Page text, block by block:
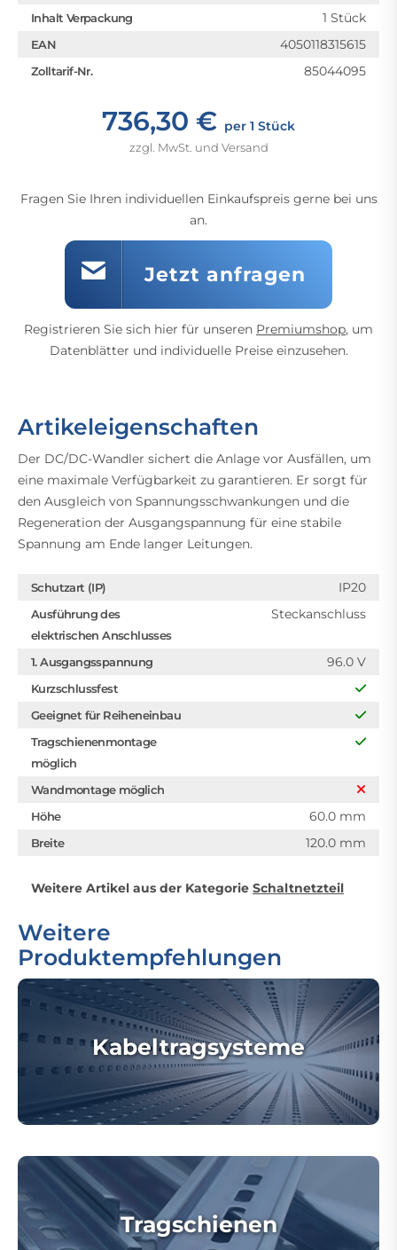
Inhalt Verpackung 1 Stück
EAN 4050118315615
Zolltarif-Nr. 85044095
736,30 € per 1 Stück
zzgl. MwSt. und Versand
Fragen Sie Ihren individuellen Einkaufspreis gerne bei uns
an.
Jetzt anfragen
Registrieren Sie sich hier für unseren Premiumshop, um
Datenblätter und individuelle Preise einzusehen.
Artikeleigenschaften
Der DC/DC-Wandler sichert die Anlage vor Ausfällen, um
eine maximale Verfügbarkeit zu garantieren. Er sorgt für
den Ausgleich von Spannungsschwankungen und die
Regeneration der Ausgangspannung für eine stabile
Spannung am Ende langer Leitungen.
Schutzart (IP) IP20
Ausführung des
elektrischen Anschlusses
Steckanschluss
1. Ausgangsspannung 96.0 V
Kurzschlussfest
Geeignet für Reiheneinbau
Tragschienenmontage
möglich
Wandmontage möglich
Höhe
60.0 mm
Breite 120.0 mm
Weitere Artikel aus der Kategorie Schaltnetzteil
Weitere
Produktempfehlungen
Kabeltragsysteme
Tragschienen